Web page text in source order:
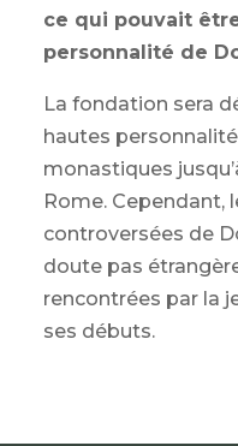
ce qui pouvait
personnalité de
La fondation sera
hautes
monastiques
Rome. Cependant,
controversées de
doute pas
rencontrées par la
ses débuts.